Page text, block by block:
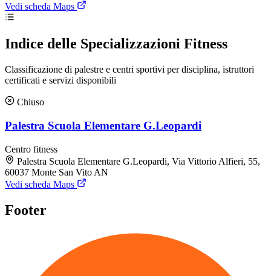
Vedi scheda Maps
Indice delle Specializzazioni Fitness
Classificazione di palestre e centri sportivi per disciplina, istruttori
certificati e servizi disponibili
Chiuso
Palestra Scuola Elementare G.Leopardi
Centro fitness
Palestra Scuola Elementare G.Leopardi, Via Vittorio Alfieri, 55,
60037 Monte San Vito AN
Vedi scheda Maps
Footer